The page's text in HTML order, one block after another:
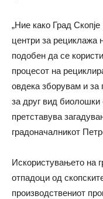
„Ние како Град
центри за рециклажа
подобен да се
процесот на
овдека зборувам и за
за друг вид биолошки
претставува
градоначалникот
Искористувањето на
отпадоци од
производствениот